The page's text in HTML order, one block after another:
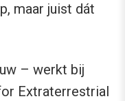
maar juist dát
– werkt bij
Extraterrestrial